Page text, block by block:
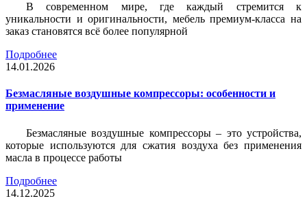
В современном мире, где каждый стремится к
уникальности и оригинальности, мебель премиум-класса на
заказ становятся всё более популярной
Подробнее
14.01.2026
Безмасляные воздушные компрессоры: особенности и
применение
Безмасляные воздушные компрессоры – это устройства,
которые используются для сжатия воздуха без применения
масла в процессе работы
Подробнее
14.12.2025